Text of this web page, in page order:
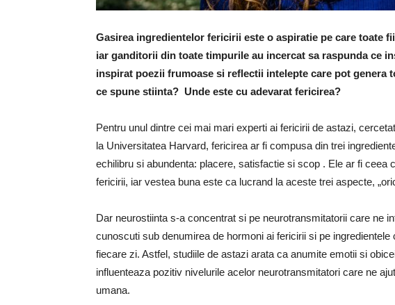
Gasirea ingredientelor fericirii este o aspiratie pe care toate
iar ganditorii din toate timpurile au incercat sa raspunda ce
inspirat poezii frumoase si reflectii intelepte care pot genera
ce spune stiinta? Unde este cu adevarat fericirea?
Pentru unul dintre cei mai mari experti ai fericirii de astazi,
la Universitatea Harvard, fericirea ar fi compusa din trei
echilibru si abundenta: placere, satisfactie si scop . Ele ar fi ceea
fericirii, iar vestea buna este ca lucrand la aceste trei aspecte,
Dar neurostiinta s-a concentrat si pe neurotransmitatorii care ne
cunoscuti sub denumirea de hormoni ai fericirii si pe
fiecare zi. Astfel, studiile de astazi arata ca anumite emotii si
influenteaza pozitiv nivelurile acelor neurotransmitatori care ne
umana.